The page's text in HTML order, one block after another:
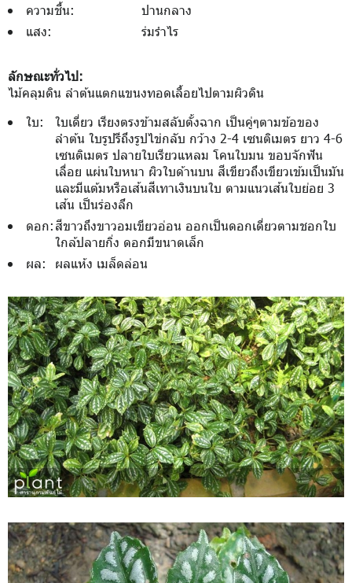
ความชื้น:
ปานกลาง
แสง:
ร่มรำไร
ลักษณะทั่วไป:
ไม้คลุมดิน ลำต้นแตกแขนงทอดเลื้อยไปตามผิวดิน
ใบ:
ใบเดี่ยว เรียงตรงข้ามสลับตั้งฉาก เป็นคู่ๆตามข้อของ
ลำต้น ใบรูปรีถึงรูปไข่กลับ กว้าง 2-4 เซนติเมตร ยาว 4-6
เซนติเมตร ปลายใบเรียวแหลม โคนใบมน ขอบจักฟัน
เลื่อย แผ่นใบหนา ผิวใบด้านบน สีเขียวถึงเขียวเข้มเป็นมัน
และมีแต้มหรือเส้นสีเทาเงินบนใบ ตามแนวเส้นใบย่อย 3
เส้น เป็นร่องลึก
ดอก:สีขาวถึงขาวอมเขียวอ่อน ออกเป็นดอกเดี่ยวตามชอกใบ
ใกล้ปลายกิ่ง ดอกมีขนาดเล็ก
ผล:
ผลแห้ง เมล็ดล่อน